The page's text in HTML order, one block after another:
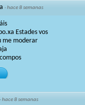
·hace 8 semanas
Estades vos
me moderar
·hace 8 semanas